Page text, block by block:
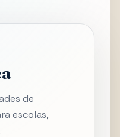
de
escolas,